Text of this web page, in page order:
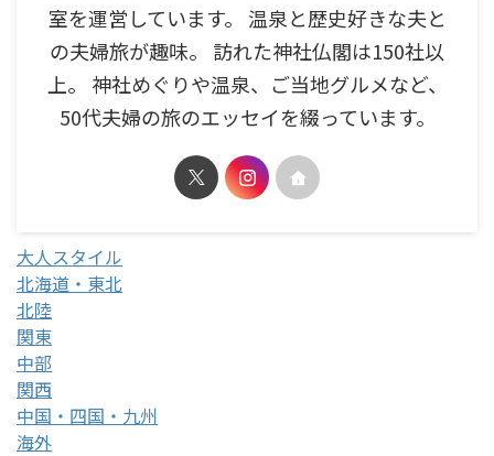
室を運営しています。 温泉と歴史好きな夫と
の夫婦旅が趣味。 訪れた神社仏閣は150社以
上。 神社めぐりや温泉、ご当地グルメなど、
50代夫婦の旅のエッセイを綴っています。
大人スタイル
北海道・東北
北陸
関東
中部
関西
中国・四国・九州
海外